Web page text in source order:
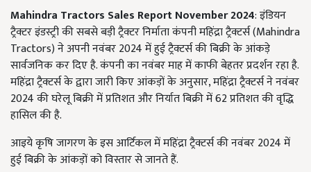
Mahindra Tractors Sales Report November 2024: इंडियन
ट्रैक्टर इंडस्ट्री की सबसे बड़ी ट्रैक्टर निर्माता कंपनी महिंद्रा ट्रैक्टर्स (Mahindra
Tractors) ने अपनी नवंबर 2024 में हुई ट्रैक्टर्स की बिक्री के आंकड़े
सार्वजनिक कर दिए है. कंपनी का नवंबर माह में काफी बेहतर प्रदर्शन रहा है.
महिंद्रा ट्रैक्टर्स के द्वारा जारी किए आंकड़ों के अनुसार, महिंद्रा ट्रैक्टर्स ने नवंबर
2024 की घरेलू बिक्री में प्रतिशत और निर्यात बिक्री में 62 प्रतिशत की वृद्धि
हासिल की है.
आइये कृषि जागरण के इस आर्टिकल में महिंद्रा ट्रैक्टर्स की नवंबर 2024 में
हुई बिक्री के आंकड़ों को विस्तार से जानते हैं.